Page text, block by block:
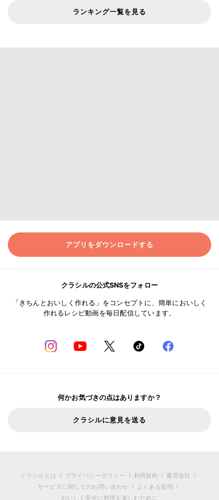
ランキング一覧を見る
アプリをダウンロードする
クラシルの公式SNSをフォロー
「きちんとおいしく作れる」をコンセプトに、簡単においしく
作れるレシピ動画を毎日配信しています。
何かお気づきの点はありますか？
クラシルに意見を送る
クラシルとは プライバシーポリシー 利用規約
運営会社
サービスに関してのお問い合わせ
よくある質問
おいしく安全に料理を楽しむために